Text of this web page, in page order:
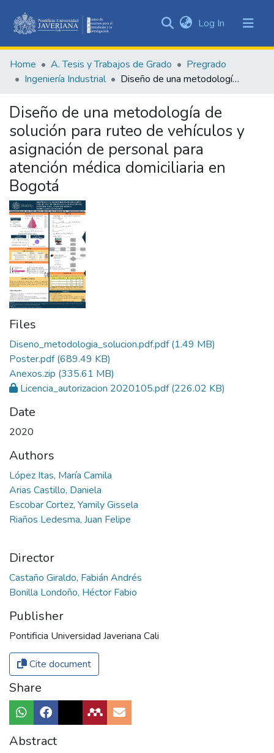
&
Collections
Statistics
Log In (current)
Home A. Tesis y Trabajos de Grado
Pregrado
Ingeniería Industrial
Diseño de una metodología de solución para ruteo de vehículos y asignación de personal para atención médica domiciliaria en Bogotá
Diseño de una metodología de
solución para ruteo de vehículos y
asignación de personal para
atención médica domiciliaria en
Bogotá
Files
Diseno_metodologia_solucion.pdf.pdf(1.49 MB)
Poster.pdf(689.49 KB)
Anexos.zip (335.61 MB)
Licencia_autorizacion 2020105.pdf(226.02 KB)
Date
2020
Authors
López Itas, María Camila
Arias Castillo, Daniela
Escobar Cortez, Yamily Gissela
Riaños Ledesma, Juan Felipe
Director
Castaño Giraldo, Fabián Andrés
Bonilla Londoño, Héctor Fabio
Publisher
Pontificia Universidad Javeriana Cali
Cite document
Share
Abstract